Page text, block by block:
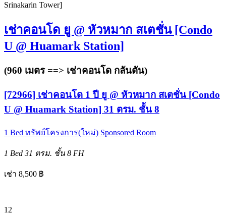
Srinakarin Tower]
เช่าคอนโด ยู @ หัวหมาก สเตชั่น [Condo
U @ Huamark Station]
(960 เมตร ==> เช่าคอนโด กลันตัน)
[72966] เช่าคอนโด 1 ปี ยู @ หัวหมาก สเตชั่น [Condo
U @ Huamark Station] 31 ตรม. ชั้น 8
1 Bed ทรัพย์โครงการ(ใหม่) Sponsored Room
1 Bed 31 ตรม. ชั้น 8 FH
เช่า 8,500 ฿
12